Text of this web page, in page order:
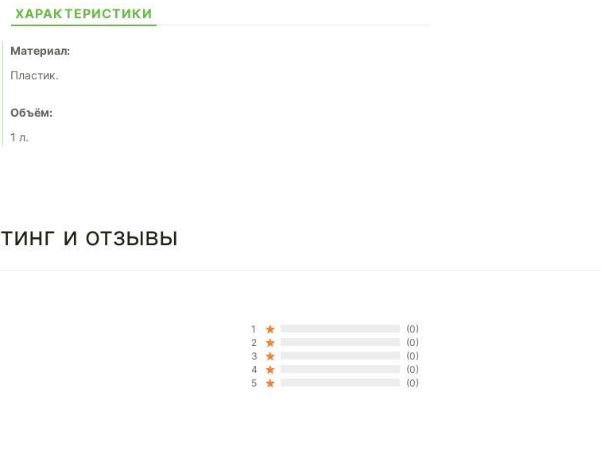
ХАРАКТЕРИСТИКИ
Материал:
Пластик.
Объём:
1 л.
и отзывы
1
(0)
2
(0)
3
(0)
4
(0)
5
(0)